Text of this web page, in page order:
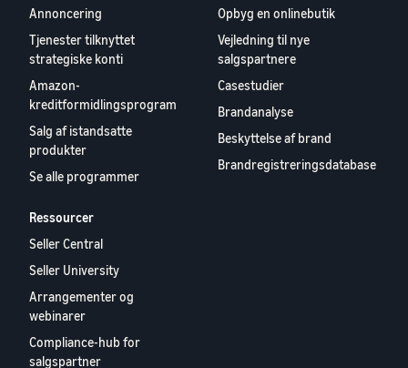
Annoncering
Tjenester tilknyttet
strategiske konti
Amazon-
kreditformidlingsprogram
Salg af istandsatte
produkter
Se alle programmer
Opbyg en onlinebutik
Vejledning til nye
salgspartnere
Casestudier
Brandanalyse
Beskyttelse af brand
Brandregistreringsdatabase
Ressourcer
Seller Central
Seller University
Arrangementer og
webinarer
Compliance-hub for
salgspartner